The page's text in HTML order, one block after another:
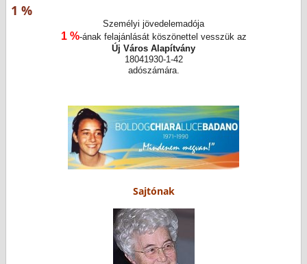
1 %
Személyi jövedelemadója
1 %-ának felajánlását köszönettel vesszük az
Új Város Alapítvány
18041930-1-42
adószámára.
Sajtónak